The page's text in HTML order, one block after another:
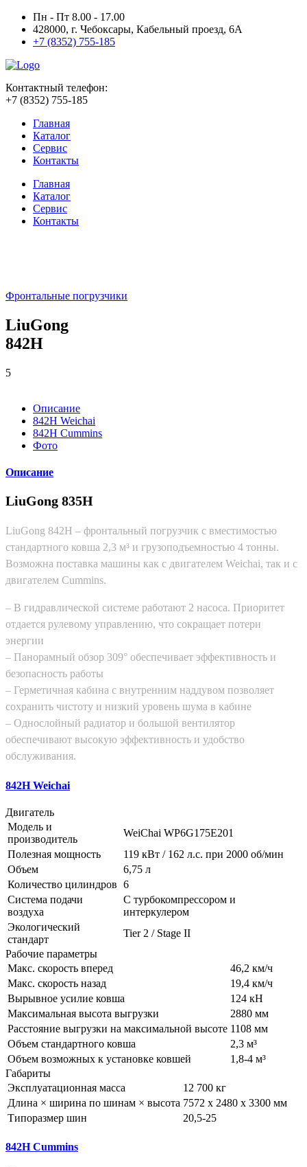
Пн - Пт 8.00 - 17.00
428000, г. Чебоксары, Кабельный проезд, 6А
+7 (8352) 755-185
Контактный телефон:
+7 (8352) 755-185
Главная
Каталог
Сервис
Контакты
Главная
Каталог
Сервис
Контакты
Фронтальные погрузчики
LiuGong
842H
5
Описание
842H Weichai
842H Cummins
Фото
Описание
LiuGong 835H
LiuGong 842H – фронтальный погрузчик с вместимостью
стандартного ковша 2,3 м³ и грузоподъемностью 4 тонны.
Возможна поставка машины как с двигателем Weichai, так и с
двигателем Cummins.
– В гидравлической системе работают 2 насоса. Приоритет
отдается рулевому управлению, что сокращает потери
энергии
– Панорамный обзор 309° обеспечивает эффективность и
безопасность работы
– Герметичная кабина с внутренним наддувом позволяет
сохранить чистоту и низкий уровень шума в кабине
– Однослойный радиатор и большой вентилятор
обеспечивают высокую эффективность и удобство
обслуживания.
842H Weichai
Двигатель
Модель и
производитель
WeiChai WP6G175E201
Полезная мощность
119 кВт / 162 л.с. при 2000 об/мин
Объем
6,75 л
Количество цилиндров 6
Система подачи
воздуха
С турбокомпрессором и
интеркулером
Экологический
стандарт
Tier 2 / Stage II
Рабочие параметры
Макс. скорость вперед
46,2 км/ч
Макс. скорость назад
19,4 км/ч
Вырывное усилие ковша
124 кН
Максимальная высота выгрузки
2880 мм
Расстояние выгрузки на максимальной высоте 1108 мм
Объем стандартного ковша
2,3 м³
Объем возможных к установке ковшей
1,8-4 м³
Габариты
Эксплуатационная масса
12 700 кг
Длина × ширина по шинам × высота 7572 x 2480 x 3300 мм
Типоразмер шин
20,5-25
842H Cummins